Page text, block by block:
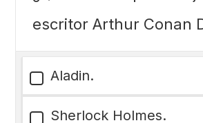
escritor Arthur Conan
Aladin.
Sherlock Holmes.